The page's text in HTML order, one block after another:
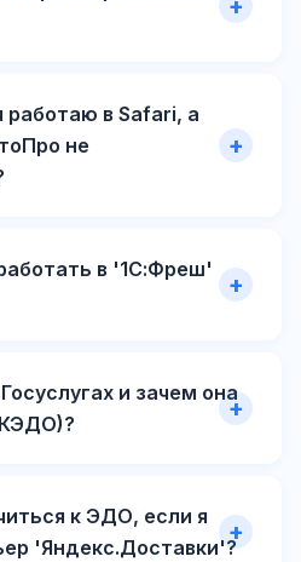
работаю в Safari, а
не
в '1С:Фреш'
и зачем она
к ЭДО, если я
'Яндекс.Доставки'?